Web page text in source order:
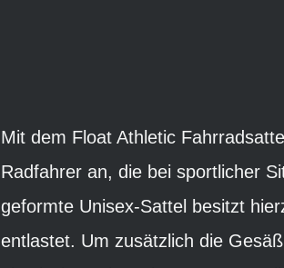
Mit dem Float Athletic
Radfahrer an, die bei sportlicher
geformte Unisex-Sattel besitzt
entlastet. Um zusätzlich die